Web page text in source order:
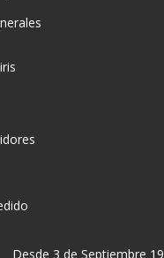
Desde 3 de Septiembre